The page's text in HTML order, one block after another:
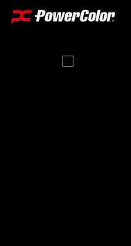
加入比較 Menu